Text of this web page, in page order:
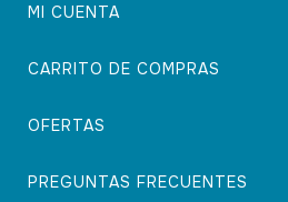
MI CUENTA
CARRITO DE COMPRAS
OFERTAS
PREGUNTAS FRECUENTES